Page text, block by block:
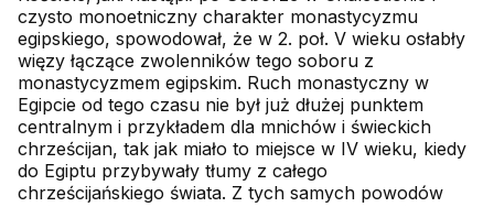
czysto monoetniczny charakter monastycyzmu
egipskiego, spowodował, że w 2. poł. V wieku osłabły
więzy łączące zwolenników tego soboru z
monastycyzmem egipskim. Ruch monastyczny w
Egipcie od tego czasu nie był już dłużej punktem
centralnym i przykładem dla mnichów i świeckich
chrześcijan, tak jak miało to miejsce w IV wieku, kiedy
do Egiptu przybywały tłumy z całego
chrześcijańskiego świata. Z tych samych powodów